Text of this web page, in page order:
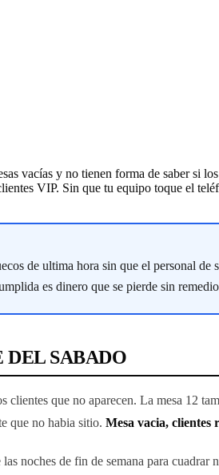
vacías y no tienen forma de saber si
VIP. Sin que tu equipo toque el
de ultima hora sin que el personal de
es dinero que se pierde sin
DEL SABADO
clientes que no aparecen. La mesa 12
que no habia sitio. Mesa vacia, clientes
noches de fin de semana para cuadrar